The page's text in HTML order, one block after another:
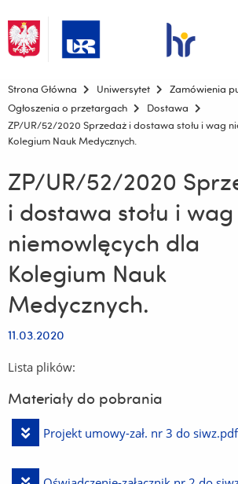
Menu - górna belka
Strona Główna Uniwersytet
Zamówienia
Ogłoszenia o przetargach
Dostawa
ZP/UR/52/2020 Sprzedaż i dostawa stołu i wag
Kolegium Nauk Medycznych.
ZP/UR/52/2020
i dostawa stołu i wag
niemowlęcych dla
Kolegium Nauk
Medycznych.
11.03.2020
Lista plików:
Materiały do pobrania
Pobierz
Projekt umowy-zał. nr 3 do siwz.pdf